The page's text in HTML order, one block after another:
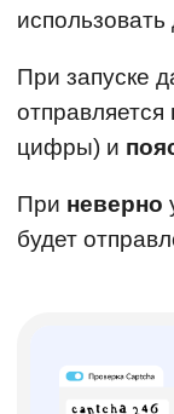
При запуске
отправляется
цифры) и
При неверно
будет